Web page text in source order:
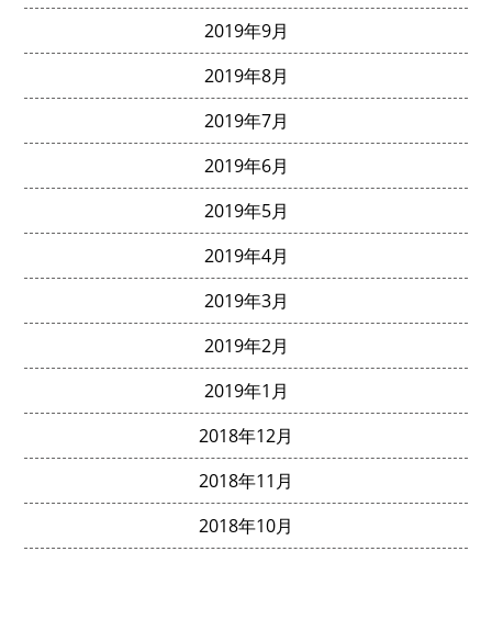
2019年9月
2019年8月
2019年7月
2019年6月
2019年5月
2019年4月
2019年3月
2019年2月
2019年1月
2018年12月
2018年11月
2018年10月